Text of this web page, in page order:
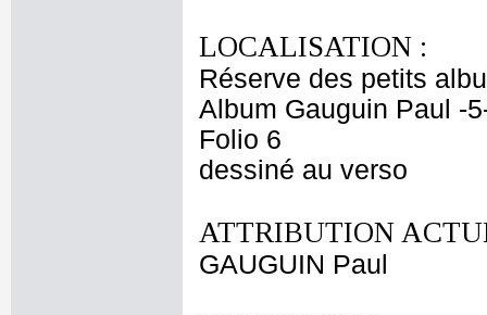
LOCALISATION :
Réserve des petits
Album Gauguin Paul -
Folio 6
dessiné au verso
ATTRIBUTION
GAUGUIN Paul